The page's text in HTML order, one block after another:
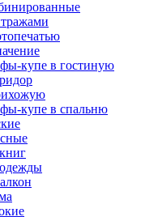
купе в гостиную
купе в спальню